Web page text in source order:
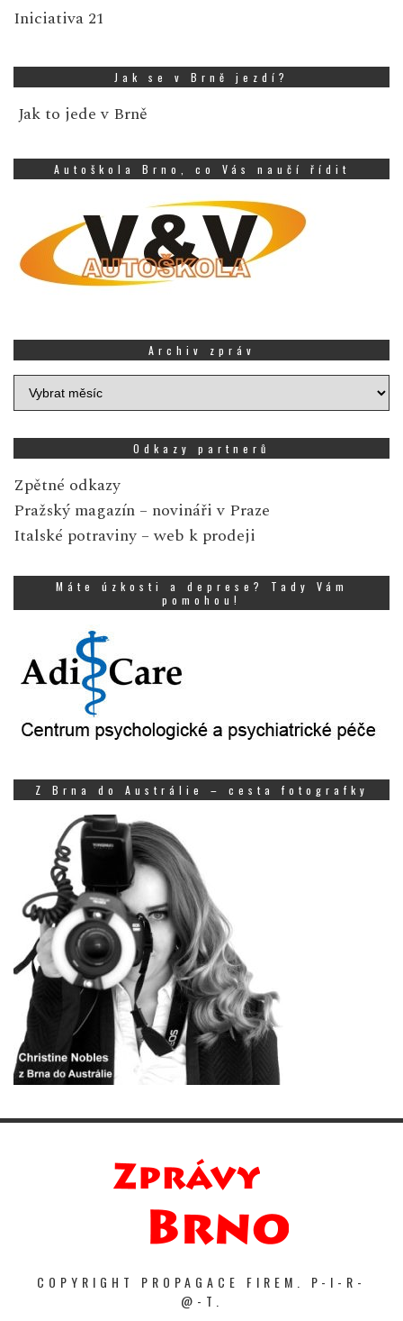
Iniciativa 21
Jak se v Brně jezdí?
Jak to jede v Brně
Autoškola Brno, co Vás naučí řídit
Archiv zpráv
Archiv
zpráv
Odkazy partnerů
Zpětné odkazy
Pražský magazín – novináři v Praze
Italské potraviny – web k prodeji
Máte úzkosti a deprese? Tady Vám
pomohou!
Z Brna do Austrálie – cesta fotografky
COPYRIGHT PROPAGACE FIREM. P-I-R-
@-T.